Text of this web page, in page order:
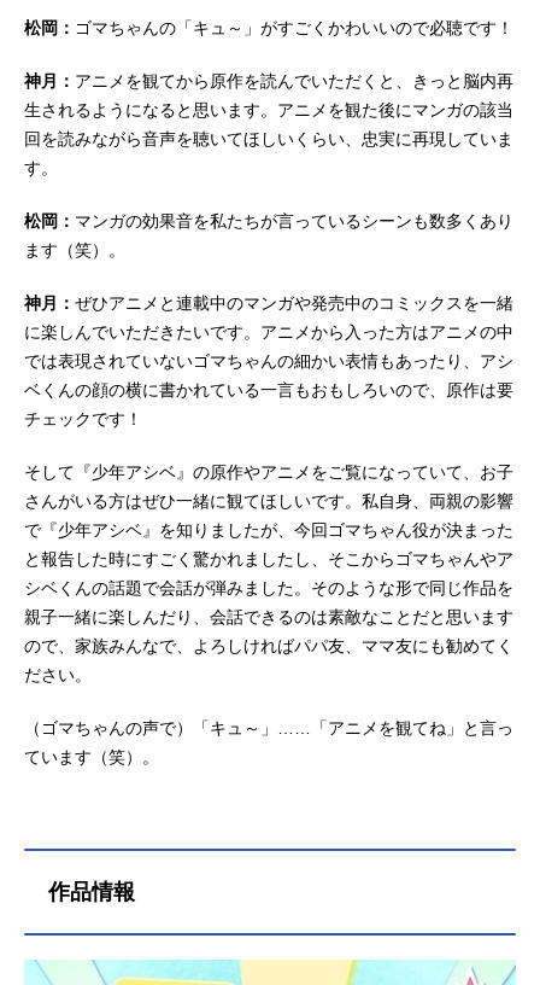
松岡： ゴマちゃんの「キュ～」がすごくかわいいので必聴です！
神月： アニメを観てから原作を読んでいただくと、きっと脳内再
生されるようになると思います。アニメを観た後にマンガの該当
回を読みながら音声を聴いてほしいくらい、忠実に再現していま
す。
松岡： マンガの効果音を私たちが言っているシーンも数多くあり
ます（笑）。
神月： ぜひアニメと連載中のマンガや発売中のコミックスを一緒
に楽しんでいただきたいです。アニメから入った方はアニメの中
では表現されていないゴマちゃんの細かい表情もあったり、アシ
ベくんの顔の横に書かれている一言もおもしろいので、原作は要
チェックです！
そして『少年アシベ』の原作やアニメをご覧になっていて、お子
さんがいる方はぜひ一緒に観てほしいです。私自身、両親の影響
で『少年アシベ』を知りましたが、今回ゴマちゃん役が決まった
と報告した時にすごく驚かれましたし、そこからゴマちゃんやア
シベくんの話題で会話が弾みました。そのような形で同じ作品を
親子一緒に楽しんだり、会話できるのは素敵なことだと思います
ので、家族みんなで、よろしければパパ友、ママ友にも勧めてく
ださい。
（ゴマちゃんの声で）「キュ～」……「アニメを観てね」と言っ
ています（笑）。
作品情報